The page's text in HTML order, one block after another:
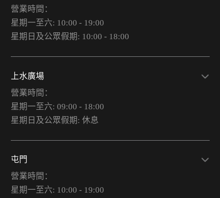
營業時間：
星期一至六: 10:00 - 19:00
星期日及公眾假期: 10:00 - 18:00
上水廣場
營業時間：
星期一至六: 09:00 - 18:00
星期日及公眾假期: 休息
屯門
營業時間：
星期一至六: 10:00 - 19:00